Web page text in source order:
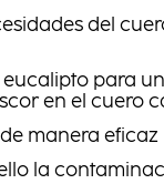
del
para
en el cuero
manera eficaz
la